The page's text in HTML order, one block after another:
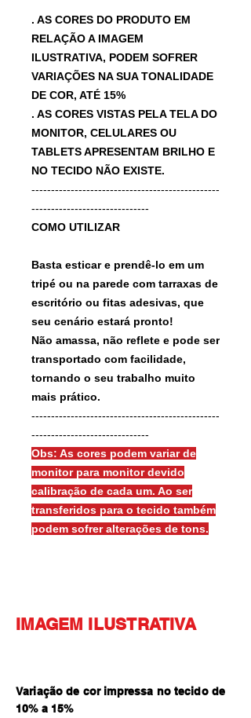
. AS CORES DO PRODUTO EM
RELAÇÃO A IMAGEM
ILUSTRATIVA, PODEM SOFRER
VARIAÇÕES NA SUA TONALIDADE
DE COR, ATÉ 15%
. AS CORES VISTAS PELA TELA DO
MONITOR, CELULARES OU
TABLETS APRESENTAM BRILHO E
NO TECIDO NÃO EXISTE.
------------------------------------------------
------------------------------
COMO UTILIZAR
Basta esticar e prendê-lo em um
tripé ou na parede com tarraxas de
escritório ou fitas adesivas, que
seu cenário estará pronto!
Não amassa, não reflete e pode ser
transportado com facilidade,
tornando o seu trabalho muito
mais prático.
------------------------------------------------
------------------------------
Obs: As cores podem variar de
monitor para monitor devido
calibração de cada um. Ao ser
transferidos para o tecido também
podem sofrer alterações de tons.
IMAGEM ILUSTRATIVA
Variação de cor impressa no tecido de
10% a 15%